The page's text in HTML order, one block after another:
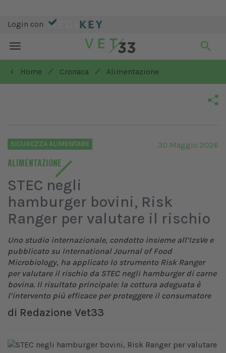
Login con
Toggle
navigation
< Home
/ Cronaca / Alimentazione
SICUREZZA ALIMENTARE
ALIMENTAZIONE
30 Maggio 2026
STEC negli
hamburger bovini, Risk
Ranger per valutare il rischio
Uno studio internazionale, condotto insieme all’IzsVe e
pubblicato su International Journal of Food
Microbiology, ha applicato lo strumento Risk Ranger
per valutare il rischio da STEC negli hamburger di carne
bovina. Il risultato principale: la cottura adeguata è
l’intervento più efficace per proteggere il consumatore
di Redazione Vet33